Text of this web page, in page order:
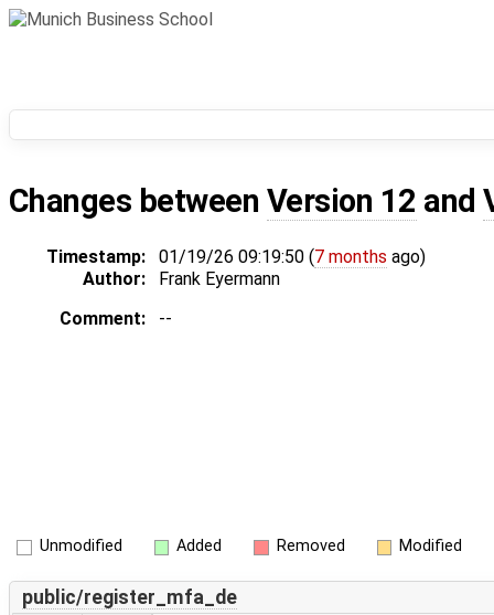
Changes between Version 12 and
Timestamp: 01/19/26 09:19:50 (7 months ago)
Author:
Frank Eyermann
Comment:
--
Unmodified Added Removed Modified
public/register_mfa_de